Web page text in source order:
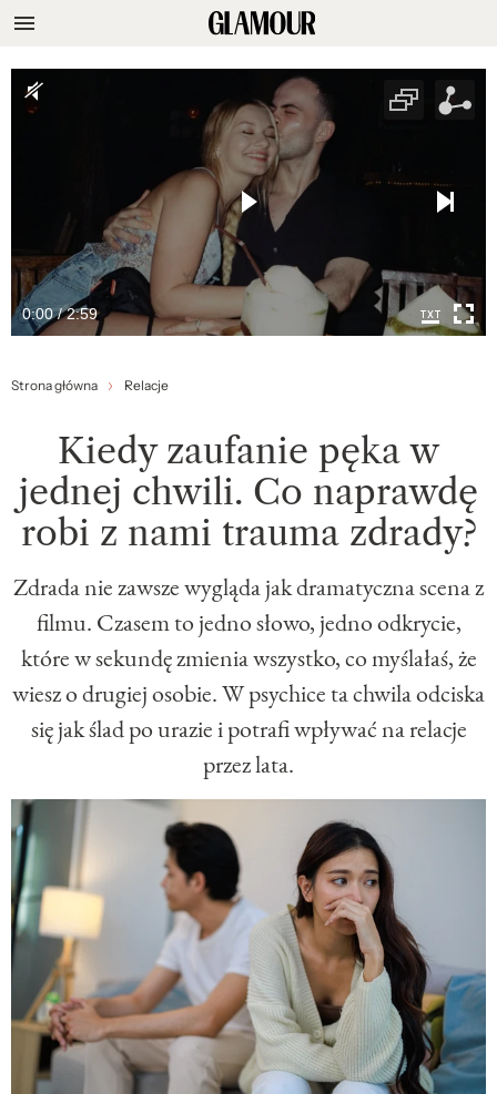
0:00 / 2:59
Strona główna Relacje
Kiedy zaufanie pęka w
jednej chwili. Co naprawdę
robi z nami trauma zdrady?
Zdrada nie zawsze wygląda jak dramatyczna scena z
filmu. Czasem to jedno słowo, jedno odkrycie,
które w sekundę zmienia wszystko, co myślałaś, że
wiesz o drugiej osobie. W psychice ta chwila odciska
się jak ślad po urazie i potrafi wpływać na relacje
przez lata.